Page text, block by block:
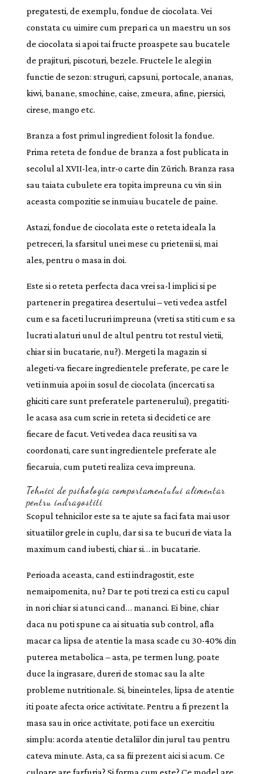
pregatesti, de exemplu, fondue de ciocolata. Vei
constata cu uimire cum prepari ca un maestru un sos
de ciocolata si apoi tai fructe proaspete sau bucatele
de prajituri, piscoturi, bezele. Fructele le alegi in
functie de sezon: struguri, capsuni, portocale, ananas,
kiwi, banane, smochine, caise, zmeura, afine, piersici,
cirese, mango etc.
Branza a fost primul ingredient folosit la fondue.
Prima reteta de fondue de branza a fost publicata in
secolul al XVII-lea, intr-o carte din Zürich. Branza rasa
sau taiata cubulete era topita impreuna cu vin si in
aceasta compozitie se inmuiau bucatele de paine.
Astazi, fondue de ciocolata este o reteta ideala la
petreceri, la sfarsitul unei mese cu prietenii si, mai
ales, pentru o masa in doi.
Este si o reteta perfecta daca vrei sa-l implici si pe
partener in pregatirea desertului ‒ veti vedea astfel
cum e sa faceti lucruri impreuna (vreti sa stiti cum e sa
lucrati alaturi unul de altul pentru tot restul vietii,
chiar si in bucatarie, nu?). Mergeti la magazin si
alegeti-va fiecare ingredientele preferate, pe care le
veti inmuia apoi in sosul de ciocolata (incercati sa
ghiciti care sunt preferatele partenerului), pregatiti-
le acasa asa cum scrie in reteta si decideti ce are
fiecare de facut. Veti vedea daca reusiti sa va
coordonati, care sunt ingredientele preferate ale
fiecaruia, cum puteti realiza ceva impreuna.
Tehnici de psihologia comportamentului alimentar
pentru indragostiti
Scopul tehnicilor este sa te ajute sa faci fata mai usor
situatiilor grele in cuplu, dar si sa te bucuri de viata la
maximum cand iubesti, chiar si… in bucatarie.
Perioada aceasta, cand esti indragostit, este
nemaipomenita, nu? Dar te poti trezi ca esti cu capul
in nori chiar si atunci cand… mananci. Ei bine, chiar
daca nu poti spune ca ai situatia sub control, afla
macar ca lipsa de atentie la masa scade cu 30-40% din
puterea metabolica ‒ asta, pe termen lung, poate
duce la ingrasare, dureri de stomac sau la alte
probleme nutritionale. Si, bineinteles, lipsa de atentie
iti poate afecta orice activitate. Pentru a fi prezent la
masa sau in orice activitate, poti face un exercitiu
simplu: acorda atentie detaliilor din jurul tau pentru
cateva minute. Asta, ca sa fii prezent aici si acum. Ce
culoare are farfuria? Si forma cum este? Ce model are